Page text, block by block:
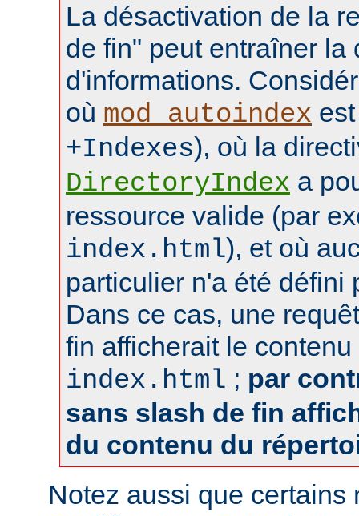
La désactivation de la
de fin" peut entraîner la
d'informations.
où mod_autoindex
+Indexes), où la
DirectoryIndex a
ressource valide (par
index.html), et où
particulier n'a été défini
Dans ce cas, une
fin afficherait le
index.html ; par
sans slash de fin
du contenu du
Notez aussi que certains